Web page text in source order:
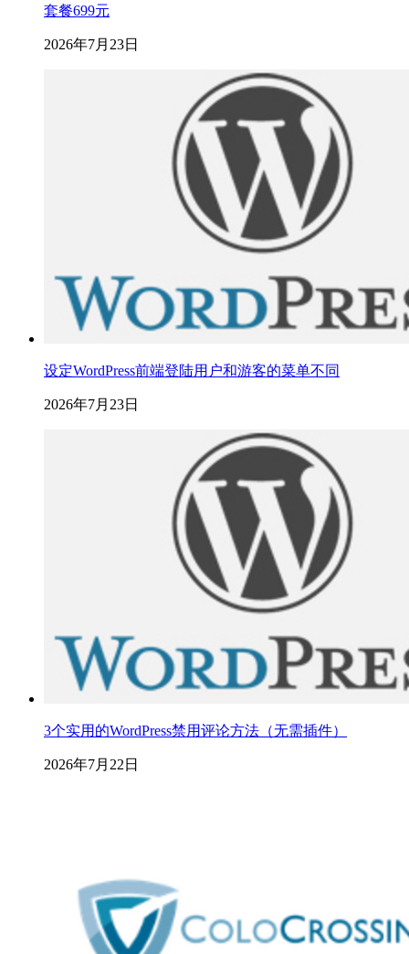
套餐699元
2026年7月23日
设定WordPress前端登陆用户和游客的菜单不同
2026年7月23日
3个实用的WordPress禁用评论方法（无需插件）
2026年7月22日